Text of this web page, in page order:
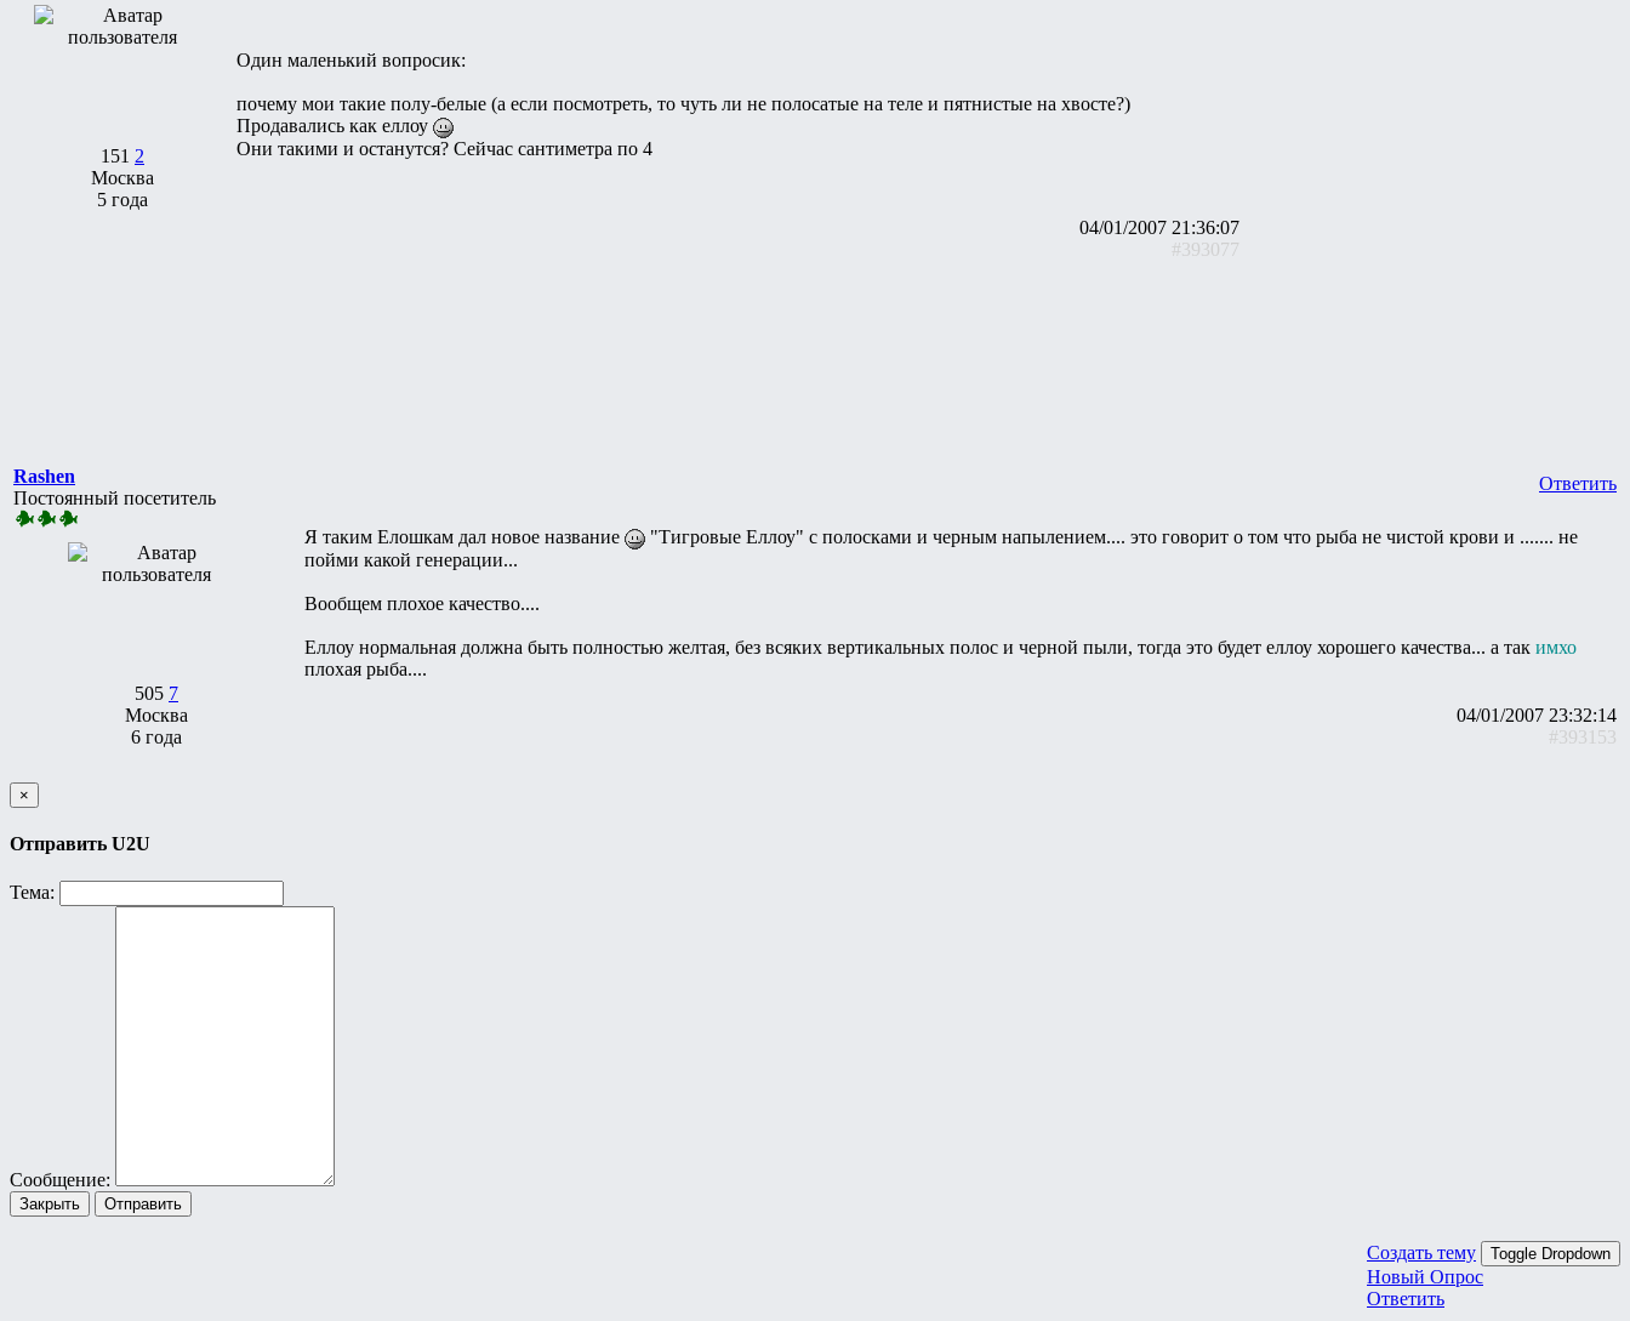
151 2
Москва
5 года
Один маленький вопросик:
почему мои такие полу-белые (а если посмотреть, то чуть ли не полосатые на теле и пятнистые на хвосте?)
Продавались как еллоу
Они такими и останутся? Сейчас сантиметра по 4
04/01/2007 21:36:07
#393077
Rashen
Постоянный посетитель
505 7
Москва
6 года
Ответить
Я таким Елошкам дал новое название
"Тигровые Еллоу" с полосками и черным напылением.... это говорит о том что рыба не чистой крови и ....... не
пойми какой генерации...
Вообщем плохое качество....
Еллоу нормальная должна быть полностью желтая, без всяких вертикальных полос и черной пыли, тогда это будет еллоу хорошего качества... а так имхо
плохая рыба....
04/01/2007 23:32:14
#393153
×
Отправить U2U
Тема:
Сообщение:
Закрыть Отправить
Создать тему Toggle Dropdown
Новый Опрос
Ответить